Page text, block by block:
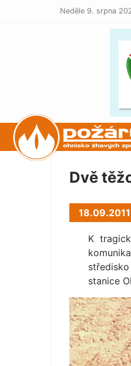
Neděle 9. srpna
POŽÁRY.cz
Dvě
K
stanice